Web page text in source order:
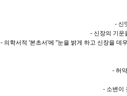
- 신
- 신장의 기운
- 의학서적 '본초서'에 "눈을 밝게 하고 신장을 데
- 허
- 소변이